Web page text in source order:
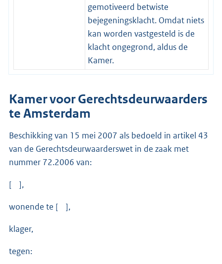
gemotiveerd betwiste
bejegeningsklacht. Omdat niets
kan worden vastgesteld is de
klacht ongegrond, aldus de
Kamer.
Kamer voor Gerechtsdeurwaarders
te Amsterdam
Beschikking van 15 mei 2007 als bedoeld in artikel 43
van de Gerechtsdeurwaarderswet in de zaak met
nummer 72.2006 van:
[ ],
wonende te [ ],
klager,
tegen: